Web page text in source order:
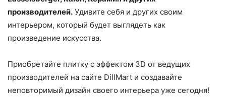
производителей. Удивите себя и других своим
интерьером, который будет выглядеть как
произведение искусства.
Приобретайте плитку с эффектом 3D от ведущих
производителей на сайте DillMart и создавайте
неповторимый дизайн своего интерьера уже сегодня!